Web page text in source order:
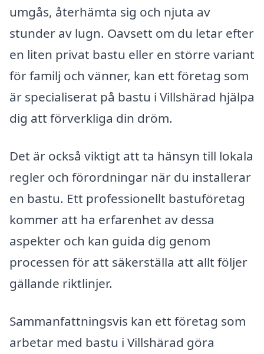
umgås, återhämta sig och njuta av
stunder av lugn. Oavsett om du letar efter
en liten privat bastu eller en större variant
för familj och vänner, kan ett företag som
är specialiserat på bastu i Villshärad hjälpa
dig att förverkliga din dröm.
Det är också viktigt att ta hänsyn till lokala
regler och förordningar när du installerar
en bastu. Ett professionellt bastuföretag
kommer att ha erfarenhet av dessa
aspekter och kan guida dig genom
processen för att säkerställa att allt följer
gällande riktlinjer.
Sammanfattningsvis kan ett företag som
arbetar med bastu i Villshärad göra